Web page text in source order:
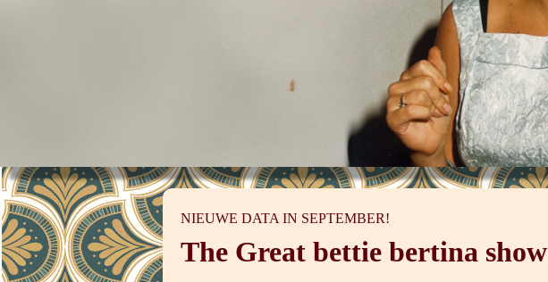
NIEUWE DATA IN SEPTEMBER!
The Great bettie bertina show